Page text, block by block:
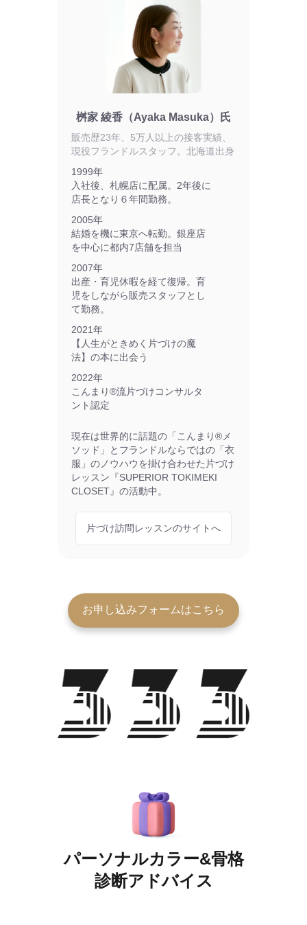
桝家 綾香（Ayaka Masuka）氏
販売歴23年、5万人以上の接客実績、
現役フランドルスタッフ。北海道出身
1999年
入社後、札幌店に配属。2年後に
店長となり６年間勤務。
2005年
結婚を機に東京へ転勤。銀座店
を中心に都内7店舗を担当
2007年
出産・育児休暇を経て復帰。育
児をしながら販売スタッフとし
て勤務。
2021年
【人生がときめく片づけの魔
法】の本に出会う
2022年
こんまり®流片づけコンサルタ
ント認定
現在は世界的に話題の「こんまり®メ
ソッド」とフランドルならではの「衣
服」のノウハウを掛け合わせた片づけ
レッスン『SUPERIOR TOKIMEKI
CLOSET』の活動中。
片づけ訪問レッスンのサイトへ
お申し込みフォームはこちら
パーソナルカラー&骨格
診断アドバイス